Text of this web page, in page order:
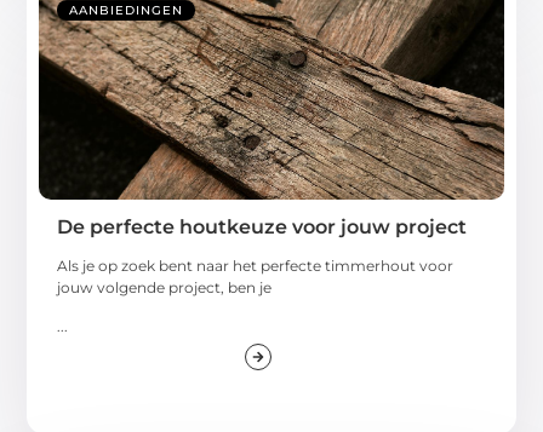
AANBIEDINGEN
De perfecte houtkeuze voor jouw project
Als je op zoek bent naar het perfecte timmerhout voor
jouw volgende project, ben je
...